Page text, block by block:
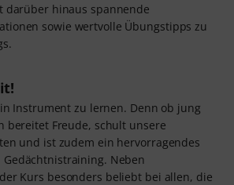
darüber hinaus spannende
sowie wertvolle Übungstipps zu
Instrument zu lernen. Denn ob jung
bereitet Freude, schult unsere
und ist zudem ein hervorragendes
Neben
Kurs besonders beliebt bei allen, die